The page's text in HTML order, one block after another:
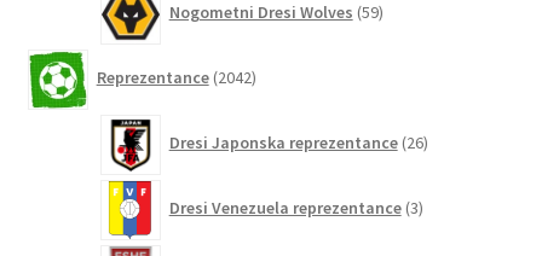
Nogometni Dresi Wolves 59izdelkov
Reprezentance 2042izdelkov
Dresi Japonska reprezentance 26izdelkov
Dresi Venezuela reprezentance 3izdelki